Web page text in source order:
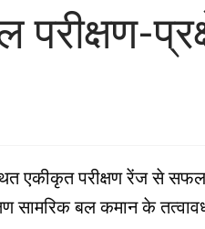
एकीकृत परीक्षण रेंज से
सामरिक बल कमान के